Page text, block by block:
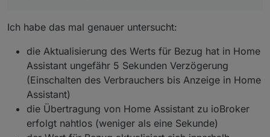
Ich habe das mal genauer untersucht:
die Aktualisierung des Werts für Bezug hat in Home
Assistant ungefähr 5 Sekunden Verzögerung
(Einschalten des Verbrauchers bis Anzeige in Home
Assistant)
die Übertragung von Home Assistant zu ioBroker
erfolgt nahtlos (weniger als eine Sekunde)